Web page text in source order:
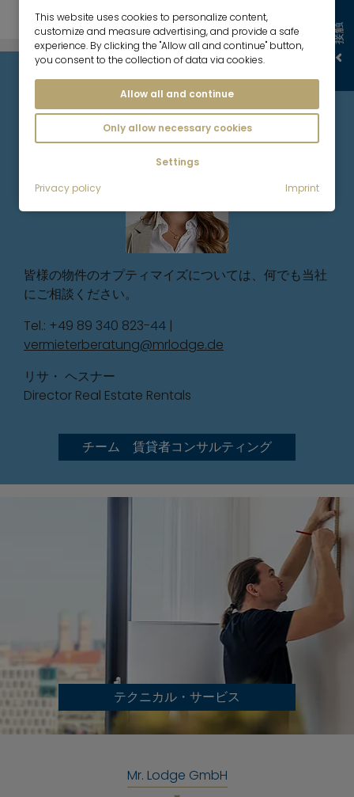
お問い合わせ先
皆様の物件のオプティマイズについては、何でも当社
にご相談ください。
Tel.: +49 89 340 823-44 |
vermieterberatung@mrlodge.de
リサ・ ヘスナー
Director Real Estate Rentals
チーム 賃貸者コンサルティング
テクニカル・サービス
Mr. Lodge GmbH
接触
This website uses cookies to personalize content,
customize and measure advertising, and provide a safe
experience. By clicking the "Allow all and continue" button,
you consent to the collection of data via cookies.
Allow all and continue
Only allow necessary cookies
Settings
Privacy policy
Imprint